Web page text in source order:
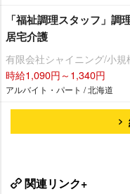
「福祉調理スタッフ」
居宅介護
有限会社シャイニング/小
時給1,090円～1,340円
アルバイト・パート / 北海道
関連リンク+